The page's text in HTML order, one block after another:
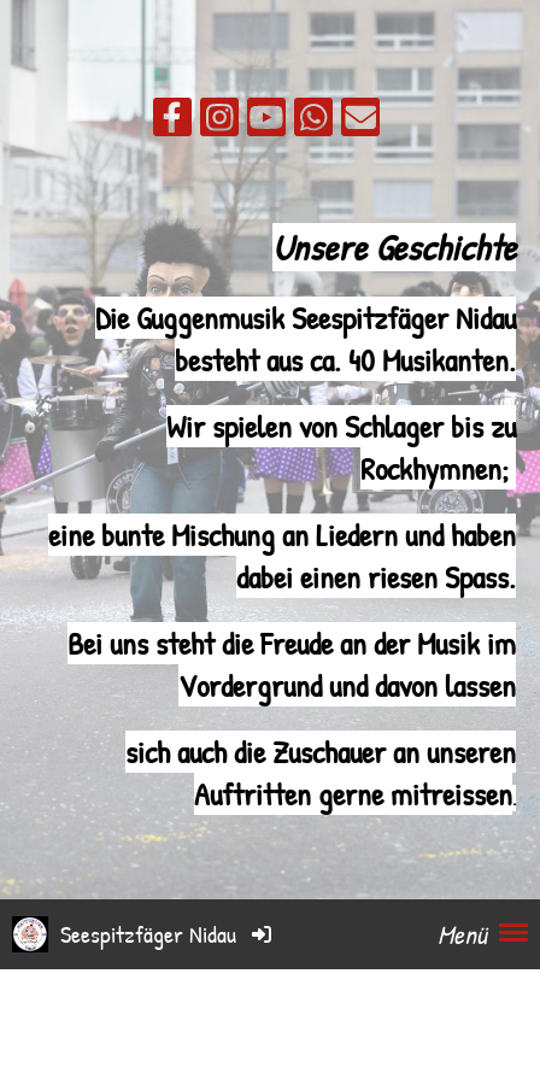
Unsere Geschichte
Die Guggenmusik Seespitzfäger Nidau
besteht aus ca. 40 Musikanten.
Wir spielen von Schlager bis zu
Rockhymnen;
eine bunte Mischung an Liedern und haben
dabei einen riesen Spass.
Bei uns steht die Freude an der Musik im
Vordergrund und davon lassen
sich auch die Zuschauer an unseren
Auftritten gerne mitreissen.
Menü
Seespitzfäger Nidau